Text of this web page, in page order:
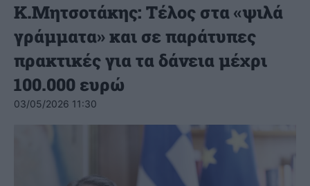
K.Μητσοτάκης: Τέλος στα «ψιλά
γράμματα» και σε παράτυπες
πρακτικές για τα δάνεια μέχρι
100.000 ευρώ
03/05/2026 11:30